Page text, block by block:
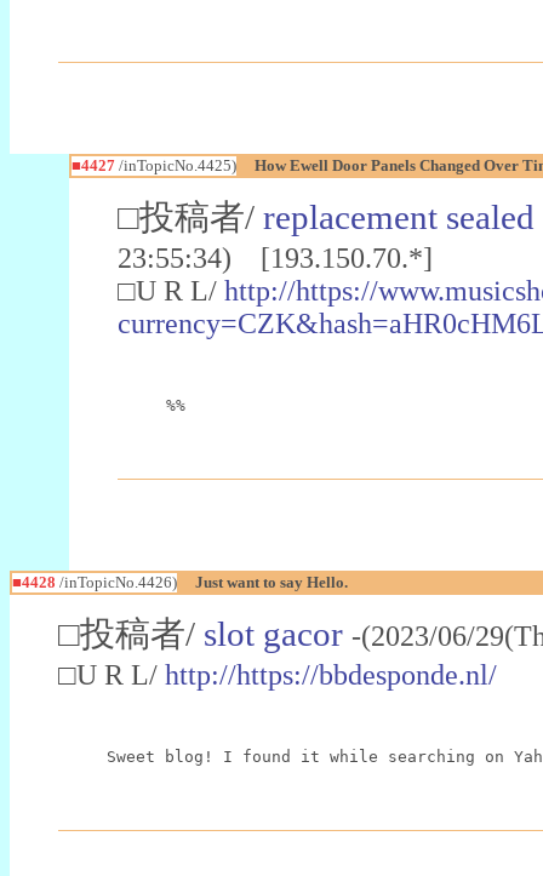
■4427/inTopicNo.4425) How Ewell Door Panels Changed Over
□投稿者/ replacement
23:55:34) [193.150.70.*]
□U R L/ http://https://
%%
■4428 /inTopicNo.4426) Just want to say Hello.
□投稿者/ slot gacor -(2023/06/
□U R L/ http://https://bbdesponde.nl/
Sweet blog! I found it while searching on